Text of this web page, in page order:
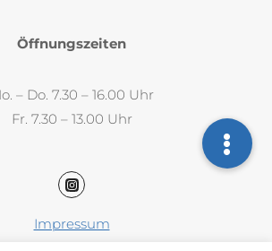
Öffnungszeiten
– Do. 7.30 – 16.00 Uhr
Fr. 7.30 – 13.00 Uhr
Impressum